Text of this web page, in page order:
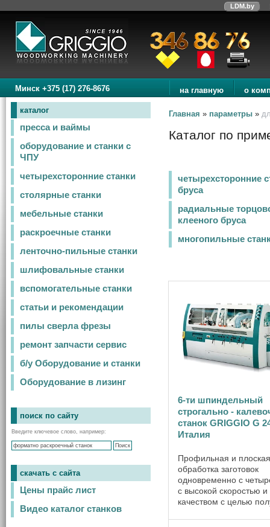
LDM.by
Минск +375 (17) 276-8676 на главную о
каталог
пресса и ваймы
оборудование и станки с
ЧПУ
четырехсторонние станки
столярные станки
мебельные станки
раскроечные станки
ленточно-пильные станки
шлифовальные станки
вспомогательные станки
статьи и рекомендации
пилы сверла фрезы
ремонт запчасти сервис
б/у Оборудование и станки
Оборудование в лизинг
поиск по сайту
Введите ключевое слово, например:
скачать с сайта
Цены прайс лист
Видео каталог станков
Главная » параметры »
Каталог по
четырехсторонние
бруса
радиальные
клееного бруса
многопильные
6-ти шпиндельный
строгально -
станок GRIGGIO G
Италия
Профильная и плоская
обработка заготовок
одновременно с
с высокой скоростью и
качеством с целью